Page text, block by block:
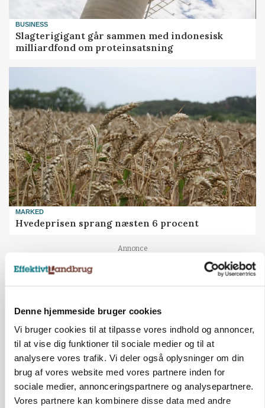
Denne hjemmeside bruger cookies
Vi bruger cookies til at tilpasse vores indhold og annoncer,
til at vise dig funktioner til sociale medier og til at
analysere vores trafik. Vi deler også oplysninger om din
brug af vores website med vores partnere inden for
sociale medier, annonceringspartnere og analysepartnere.
Vores partnere kan kombinere disse data med andre
BUSINESS
Slagterigigant går sammen med indonesisk
milliardfond om proteinsatsning
MARKED
Hvedeprisen sprang næsten 6 procent
Annonce
Loading...